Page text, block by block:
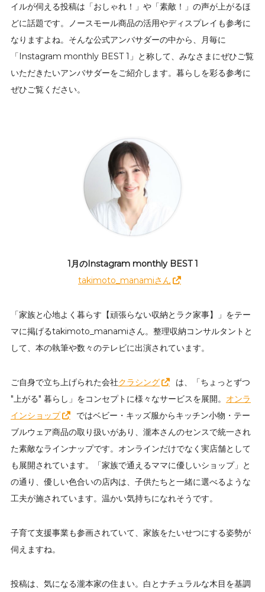
イルが伺える投稿は「おしゃれ！」や「素敵！」の声が上がるほ
どに話題です。ノースモール商品の活用やディスプレイも参考に
なりますよね。そんな公式アンバサダーの中から、月毎に
「Instagram monthly BEST 1」と称して、みなさまにぜひご覧
いただきたいアンバサダーをご紹介します。暮らしを彩る参考に
ぜひご覧ください。
1月のInstagram monthly BEST 1
takimoto_manamiさん
「家族と心地よく暮らす【頑張らない収納とラク家事】」をテー
マに掲げるtakimoto_manamiさん。整理収納コンサルタントと
して、本の執筆や数々のテレビに出演されています。
ご自身で立ち上げられた会社クラシング
は、「ちょっとずつ
"上がる" 暮らし」をコンセプトに様々なサービスを展開。 オンラ
インショップ
ではベビー・キッズ服からキッチン小物・テー
ブルウェア商品の取り扱いがあり、瀧本さんのセンスで統一され
た素敵なラインナップです。オンラインだけでなく実店舗として
も展開されています。「家族で通えるママに優しいショップ」と
の通り、優しい色合いの店内は、子供たちと一緒に選べるような
工夫が施されています。温かい気持ちになれそうです。
子育て支援事業も参画されていて、家族をたいせつにする姿勢が
伺えますね。
投稿は、気になる瀧本家の住まい。白とナチュラルな木目を基調